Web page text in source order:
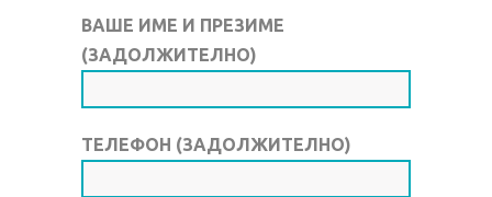
ВАШЕ ИМЕ И ПРЕЗИМЕ
(ЗАДОЛЖИТЕЛНО)
ТЕЛЕФОН (ЗАДОЛЖИТЕЛНО)